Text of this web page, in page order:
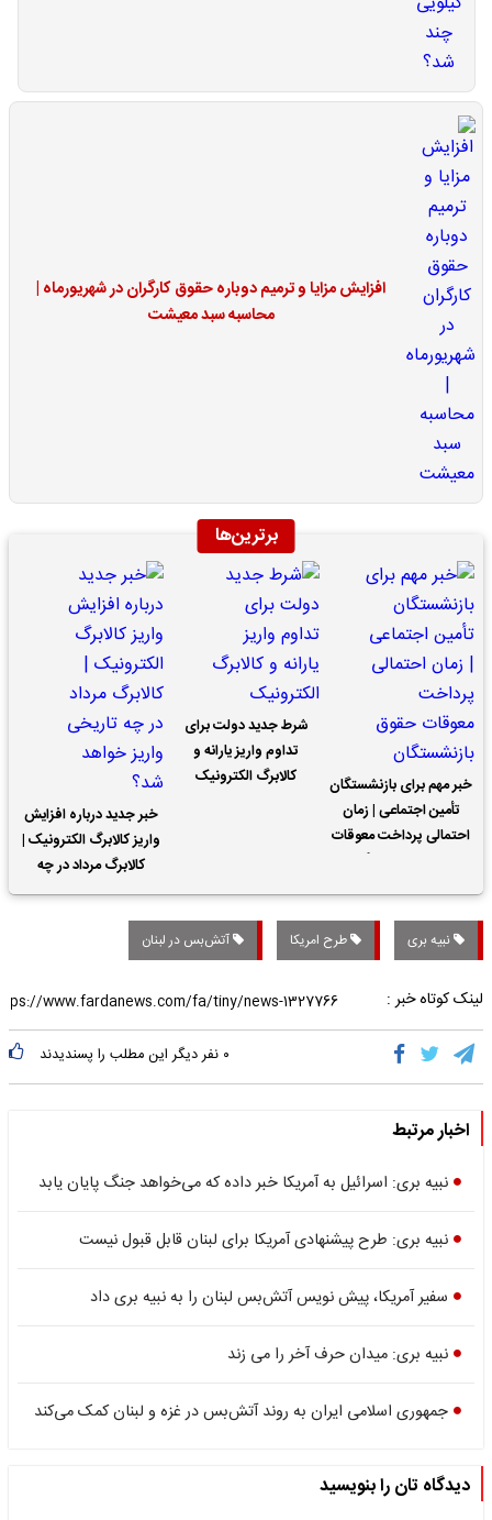
افزایش مزایا و ترمیم دوباره حقوق کارگران در شهریورماه |
محاسبه سبد معیشت
برترین‌ها
خبر مهم برای بازنشستگان
تأمین اجتماعی | زمان
احتمالی پرداخت معوقات
شرط جدید دولت برای
تداوم واریز یارانه و
کالابرگ الکترونیک
خبر جدید درباره افزایش
واریز کالابرگ الکترونیک |
کالابرگ مرداد در چه
تاریخی واریز خواهد شد؟
نبیه بری طرح امریکا آتش‌بس در لبنان
لینک کوتاه خبر :
۰ نفر دیگر این مطلب را پسندیدند
اخبار مرتبط
نبیه بری: اسرائیل به آمریکا خبر داده که می‌خواهد جنگ پایان یابد
نبیه بری: طرح پیشنهادی آمریکا برای لبنان قابل قبول نیست
سفیر آمریکا، پیش نویس آتش‌بس لبنان را به نبیه بری داد
نبیه بری: میدان حرف آخر را می زند
جمهوری اسلامی ایران به روند آتش‌بس در غزه و لبنان کمک می‌کند
دیدگاه تان را بنویسید